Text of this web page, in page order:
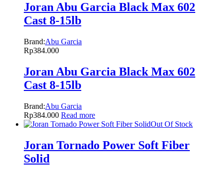
Joran Abu Garcia Black Max 602
Cast 8-15lb
Brand:Abu Garcia
Rp384.000
Joran Abu Garcia Black Max 602
Cast 8-15lb
Brand:Abu Garcia
Rp384.000 Read more
Out Of Stock
Joran Tornado Power Soft Fiber
Solid